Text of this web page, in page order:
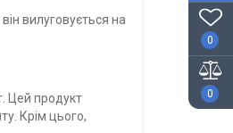
0
0
вилуговується на
Цей продукт
Крім цього,